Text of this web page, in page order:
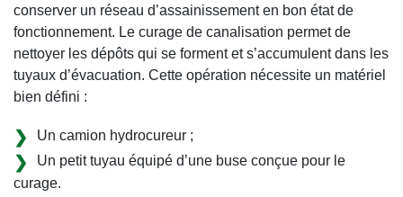
conserver un réseau d’assainissement en bon état de
fonctionnement. Le curage de canalisation permet de
nettoyer les dépôts qui se forment et s’accumulent dans les
tuyaux d’évacuation. Cette opération nécessite un matériel
bien défini :
Un camion hydrocureur ;
Un petit tuyau équipé d’une buse conçue pour le
curage.